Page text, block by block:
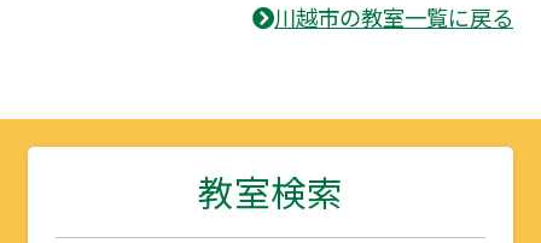
川越市の教室一覧に戻る
教室検索